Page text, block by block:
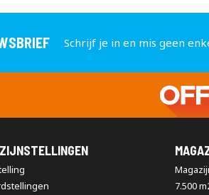
Schrijf je in en mis geen
7.500